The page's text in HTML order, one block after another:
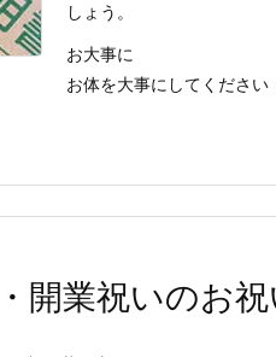
しょう。
お大事に
お体を大事にしてください
開業祝いのお